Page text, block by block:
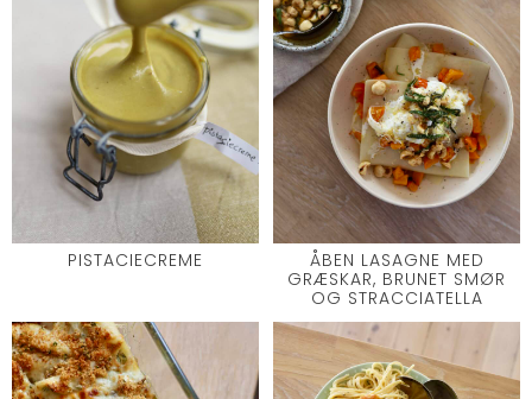
PISTACIECREME
ÅBEN LASAGNE MED
GRÆSKAR, BRUNET SMØR
OG STRACCIATELLA